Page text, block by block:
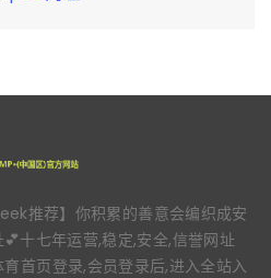
推荐】你积累的善意会编织成安
十七年运营,稳定,安全,信誉网址
首页登录,会员登录后,进入全站入